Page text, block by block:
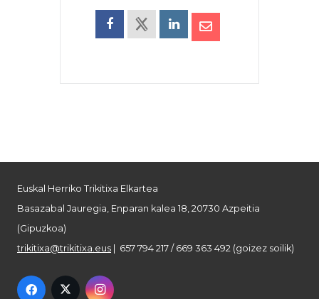
Euskal Herriko Trikitixa Elkartea
Basazabal Jauregia, Enparan kalea 18, 20730 Azpeitia
(Gipuzkoa)
trikitixa@trikitixa.eus | 657 794 217 / 669 363 492 (goizez soilik)